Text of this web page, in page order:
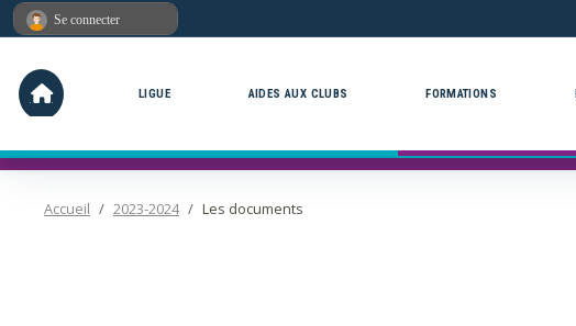
Accueil 2023-2024 Les documents
LIGUE AIDES AUX CLUBS FORMATIONS
Se connecter
Panneau de gestion des cookies